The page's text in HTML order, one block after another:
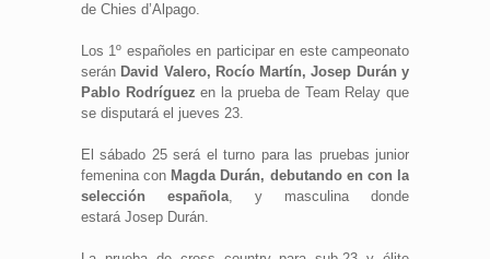
de Chies d’Alpago.
Los 1º españoles en participar en este campeonato
serán David Valero, Rocío Martín, Josep Durán y
Pablo Rodríguez en la prueba de Team Relay que
se disputará el jueves 23.
El sábado 25 será el turno para las pruebas junior
femenina con Magda Durán, debutando en con la
selección española, y masculina donde
estará Josep Durán.